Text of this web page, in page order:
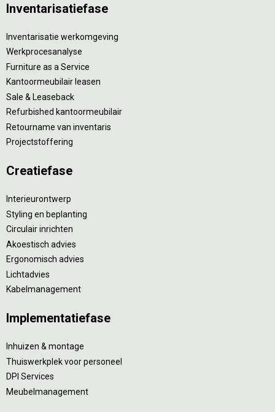
Inventarisatiefase
Inventarisatie werkomgeving
Werkprocesanalyse
Furniture as a Service
Kantoormeubilair leasen
Sale & Leaseback
Refurbished kantoormeubilair
Retourname van inventaris
Projectstoffering
Creatiefase
Interieurontwerp
Styling en beplanting
Circulair inrichten
Akoestisch advies
Ergonomisch advies
Lichtadvies
Kabelmanagement
Implementatiefase
Inhuizen & montage
Thuiswerkplek voor personeel
DPI Services
Meubelmanagement